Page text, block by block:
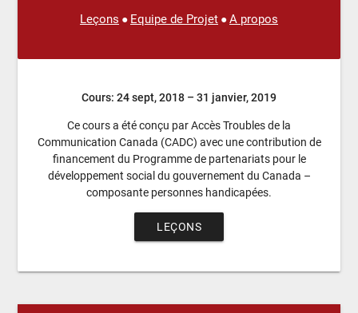
Leçons ● Equipe de Projet ●A propos
Cours: 24 sept, 2018 – 31 janvier, 2019
Ce cours a été conçu par Accès Troubles de la
Communication Canada (CADC) avec une contribution de
financement du Programme de partenariats pour le
développement social du gouvernement du Canada –
composante personnes handicapées.
LEÇONS